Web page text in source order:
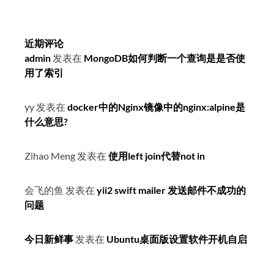
近期评论
admin 发表在 MongoDB如何判断一个查询是是否使
用了索引
yy 发表在 docker中的Nginx镜像中的nginx:alpine是
什么意思?
Zihao Meng 发表在 使用left join代替not in
会飞的鱼 发表在 yii2 swift mailer 发送邮件不成功的
问题
今日新鲜事 发表在 Ubuntu桌面版设置软件开机自启